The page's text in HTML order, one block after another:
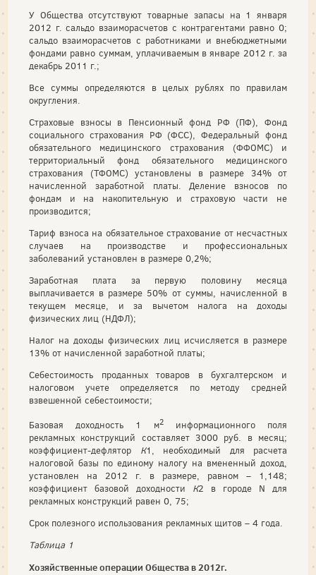
У Общества отсутствуют товарные запасы на 1 января
2012 г. сальдо взаиморасчетов с контрагентами равно 0;
сальдо взаиморасчетов с работниками и внебюджетными
фондами равно суммам, уплачиваемым в январе 2012 г. за
декабрь 2011 г.;
Все суммы определяются в целых рублях по правилам
округления.
Страховые взносы в Пенсионный фонд РФ (ПФ), Фонд
социального страхования РФ (ФСС), Федеральный фонд
обязательного медицинского страхования (ФФОМС) и
территориальный фонд обязательного медицинского
страхования (ТФОМС) установлены в размере 34% от
начисленной заработной платы. Деление взносов по
фондам и на накопительную и страховую части не
производится;
Тариф взноса на обязательное страхование от несчастных
случаев на производстве и профессиональных
заболеваний установлен в размере 0,2%;
Заработная плата за первую половину месяца
выплачивается в размере 50% от суммы, начисленной в
текущем месяце, и за вычетом налога на доходы
физических лиц (НДФЛ);
Налог на доходы физических лиц исчисляется в размере
13% от начисленной заработной платы;
Себестоимость проданных товаров в бухгалтерском и
налоговом учете определяется по методу средней
взвешенной себестоимости;
Базовая доходность 1 м2информационного поля
рекламных конструкций составляет 3000 руб. в месяц;
коэффициент-дефлятор К1, необходимый для расчета
налоговой базы по единому налогу на вмененный доход,
установлен на 2012 г. в размере, равном – 1,148;
коэффициент базовой доходности К2 в городе N для
рекламных конструкций равен 0, 75;
Срок полезного использования рекламных щитов – 4 года.
Таблица 1
Хозяйственные операции Общества в 2012г.